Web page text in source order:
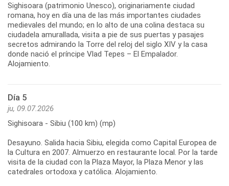
Sighisoara (patrimonio Unesco), originariamente ciudad
romana, hoy en día una de las más importantes ciudades
medievales del mundo; en lo alto de una colina destaca su
ciudadela amurallada, visita a pie de sus puertas y pasajes
secretos admirando la Torre del reloj del siglo XIV y la casa
donde nació el príncipe Vlad Tepes – El Empalador.
Alojamiento.
Día 5
ju, 09.07.2026
Sighisoara - Sibiu (100 km) (mp)
Desayuno. Salida hacia Sibiu, elegida como Capital Europea de
la Cultura en 2007. Almuerzo en restaurante local. Por la tarde
visita de la ciudad con la Plaza Mayor, la Plaza Menor y las
catedrales ortodoxa y católica. Alojamiento.